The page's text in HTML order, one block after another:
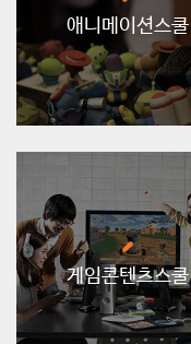
애니메이션스쿨
게임콘텐츠스쿨